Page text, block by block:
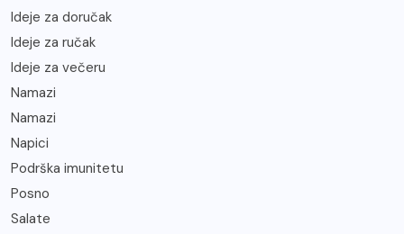
Ideje za doručak
Ideje za ručak
Ideje za večeru
Namazi
Namazi
Napici
Podrška imunitetu
Posno
Salate